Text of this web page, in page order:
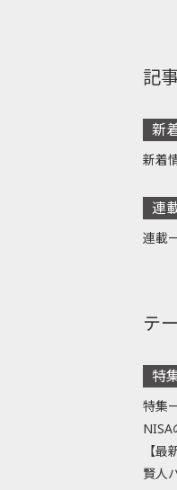
記
新
新着
連
連載
テ
特
特集
NISA
【
賢人